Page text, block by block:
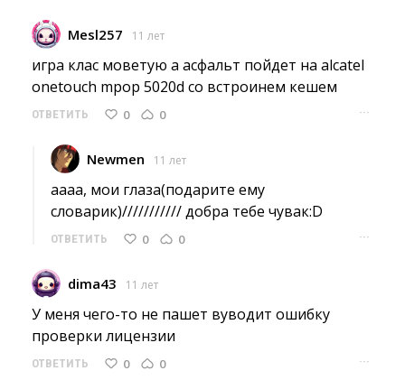
Mesl257 11 лет
игра клас моветую а асфальт пойдет на alcatel
onetouch mpop 5020d со встроинем кешем
ОТВЕТИТЬ 0 0 ···
Newmen 11 лет
аааа, мои глаза(подарите ему
словарик)/////////// добра тебе чувак:D
ОТВЕТИТЬ 0 0 ···
dima43 11 лет
У меня чего-то не пашет вуводит ошибку
проверки лицензии
ОТВЕТИТЬ 0 0 ···